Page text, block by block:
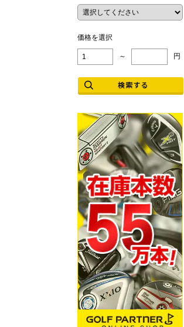
価格を選択
～ 円